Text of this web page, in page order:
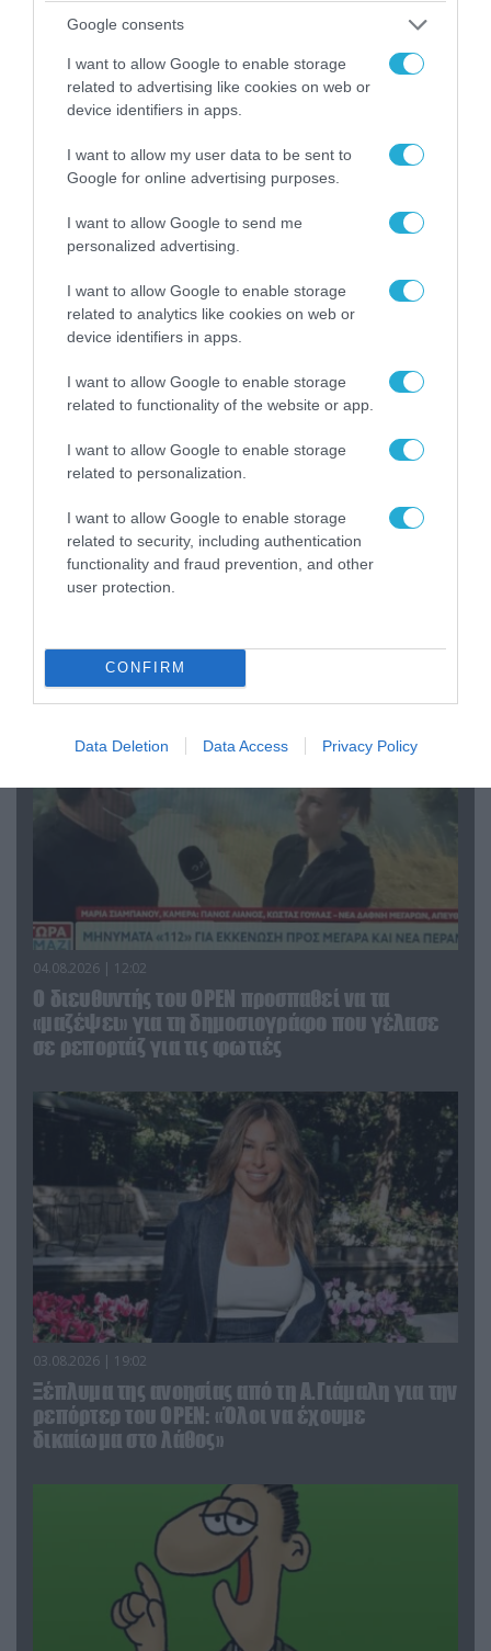
Google consents
I want to allow Google to enable storage
related to advertising like cookies on web or
device identifiers in apps.
I want to allow my user data to be sent to
Google for online advertising purposes.
I want to allow Google to send me
personalized advertising.
I want to allow Google to enable storage
related to analytics like cookies on web or
device identifiers in apps.
I want to allow Google to enable storage
related to functionality of the website or app.
I want to allow Google to enable storage
related to personalization.
I want to allow Google to enable storage
related to security, including authentication
functionality and fraud prevention, and other
user protection.
CONFIRM
Data Deletion Data Access Privacy Policy
Αυτή την ώρα το τελευταίο «αντίο» στον πρώην
υπουργό Ι.Βαρβιτσιώτη (φωτο)
04.08.2026 | 13:02
που γέλασε στη φωτιά
04.08.2026 | 12:02
O διευθυντής του OPEN προσπαθεί να τα
«μαζέψει» για τη δημοσιογράφο που γέλασε
σε ρεπορτάζ για τις φωτιές
03.08.2026 | 19:02
Ξέπλυμα της ανοησίας από τη Α.Γιάμαλη για την
ρεπόρτερ του ΟΡΕΝ: «Όλοι να έχουμε
δικαίωμα στο λάθος»